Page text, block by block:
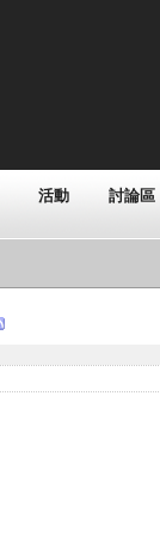
活動 討論區